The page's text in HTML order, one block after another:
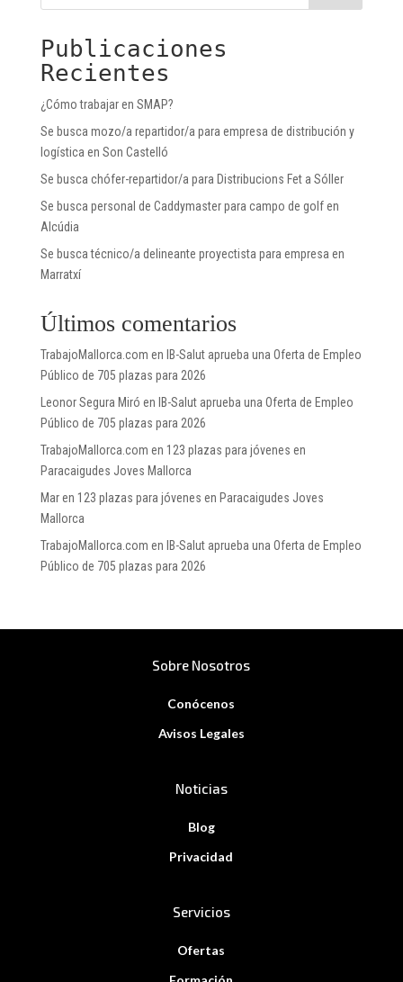
Publicaciones
Recientes
¿Cómo trabajar en SMAP?
Se busca mozo/a repartidor/a para empresa de distribución y
logística en Son Castelló
Se busca chófer-repartidor/a para Distribucions Fet a Sóller
Se busca personal de Caddymaster para campo de golf en
Alcúdia
Se busca técnico/a delineante proyectista para empresa en
Marratxí
Últimos comentarios
TrabajoMallorca.com en IB-Salut aprueba una Oferta de Empleo
Público de 705 plazas para 2026
Leonor Segura Miró en IB-Salut aprueba una Oferta de Empleo
Público de 705 plazas para 2026
TrabajoMallorca.com en 123 plazas para jóvenes en
Paracaigudes Joves Mallorca
Maren 123 plazas para jóvenes en Paracaigudes Joves
Mallorca
TrabajoMallorca.com en IB-Salut aprueba una Oferta de Empleo
Público de 705 plazas para 2026
Sobre Nosotros
Conócenos
Avisos Legales
Noticias
Blog
Privacidad
Servicios
Ofertas